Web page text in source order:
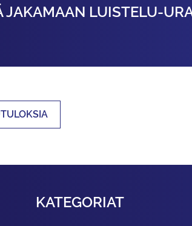
JAKAMAAN LUISTELU-
KATEGORIAT